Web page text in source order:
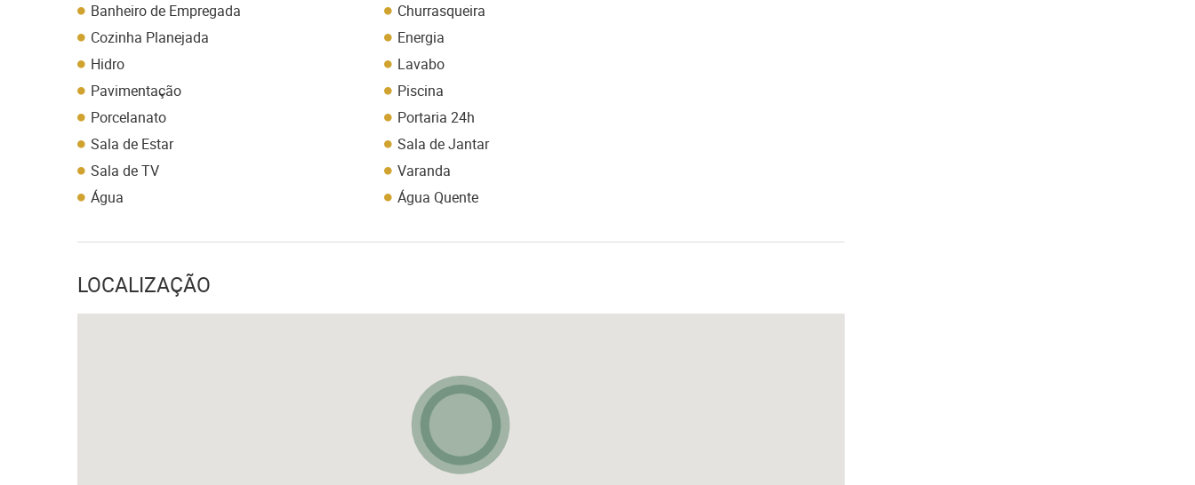
Banheiro de Empregada
Churrasqueira
Cozinha Planejada
Energia
Hidro
Lavabo
Pavimentação
Piscina
Porcelanato
Portaria 24h
Sala de Estar
Sala de Jantar
Sala de TV
Varanda
Água
Água Quente
LOCALIZAÇÃO